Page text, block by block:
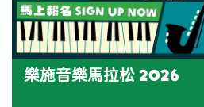
樂施音樂馬拉松 2026